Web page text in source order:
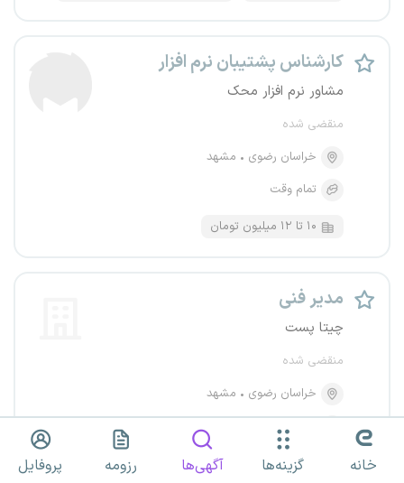
کارشناس پشتیبان نرم‌ افزار
مشاور نرم افزار محک
منقضی شده
خراسان رضوی
مشهد
تمام وقت
۱۰ تا ۱۲ میلیون تومان
مدیر فنی
چیتا پست
منقضی شده
خراسان رضوی
مشهد
تمام وقت
خانه گزینه‌ها آگهی‌ها رزومه پروفایل